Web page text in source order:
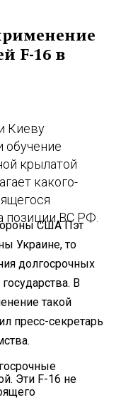
F-16 в
Киеву
обучение
крылатой
какого-
позиции ВС РФ.
США Пэт
Украине, то
долгосрочных
В
такой
пресс-секретарь
Эти F-16 не